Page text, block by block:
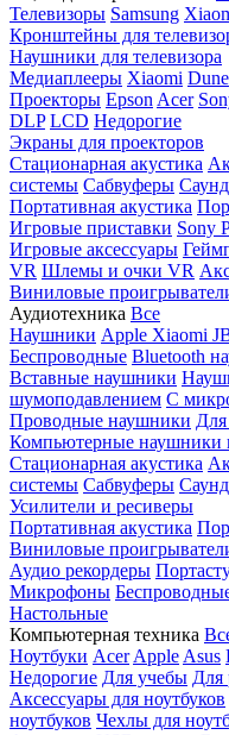
Телевизоры Samsung
Кронштейны для
Наушники для телевизора
Медиаплееры Xiaomi Dune
Проекторы Epson Acer
DLP LCD Недорогие
Экраны для проекторов
Стационарная акустика
системы Сабвуферы
Портативная акустика
Игровые приставки Sony
Игровые аксессуары
VR Шлемы и очки VR
Виниловые
Аудиотехника Все
Наушники Apple Xiaomi
Беспроводные Bluetooth
Вставные наушники
шумоподавлением С
Проводные наушники Для
Компьютерные наушники
Стационарная акустика
системы Сабвуферы
Усилители и ресиверы
Портативная акустика
Виниловые
Аудио рекордеры
Микрофоны
Настольные
Компьютерная техника
Ноутбуки Acer Apple Asus
Недорогие Для учебы Для
Аксессуары для ноутбуков
ноутбуков Чехлы для